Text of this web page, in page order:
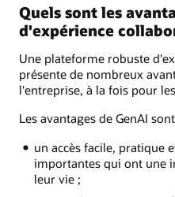
Quels sont les
d'expérience
Une plateforme robuste
présente de nombreux
l'entreprise, à la fois pour
Les avantages de GenAI
un accès facile, pratique
importantes qui ont une
leur vie ;